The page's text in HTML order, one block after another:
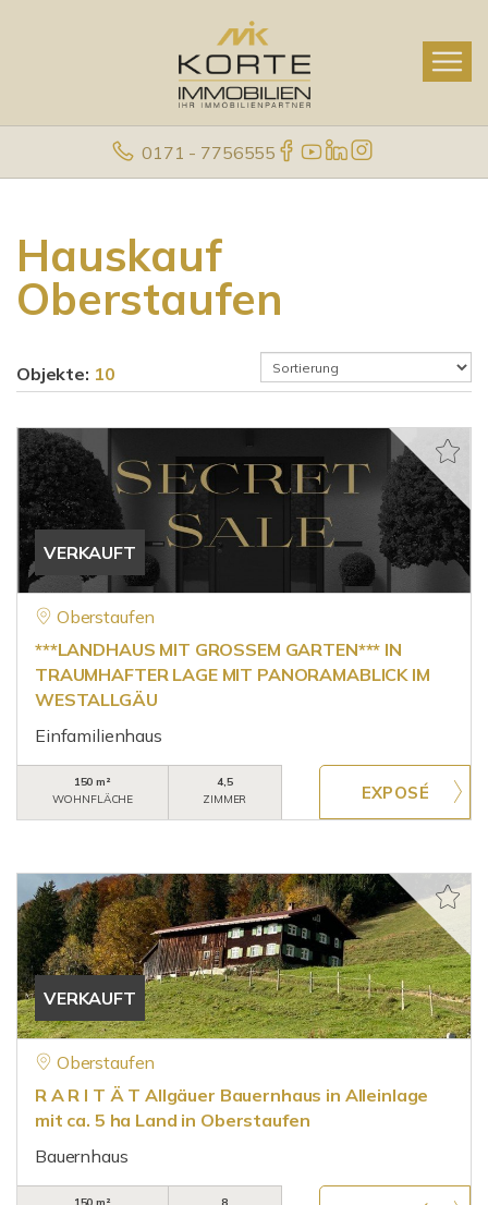
0171 - 7756555
Hauskauf
Oberstaufen
Objekte: 10
VERKAUFT
Oberstaufen
***LANDHAUS MIT GROSSEM GARTEN*** IN
TRAUMHAFTER LAGE MIT PANORAMABLICK IM
WESTALLGÄU
Einfamilienhaus
150 m²
WOHNFLÄCHE
4,5
ZIMMER
VERKAUFT
Oberstaufen
R A R I T Ä T Allgäuer Bauernhaus in Alleinlage
mit ca. 5 ha Land in Oberstaufen
Bauernhaus